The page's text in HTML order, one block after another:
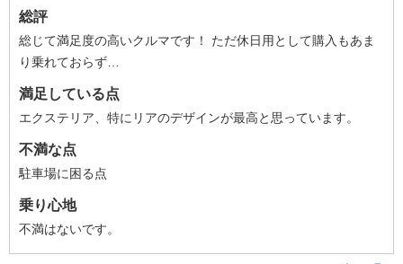
総評
総じて満足度の高いクルマです！ ただ休日用として購入もあま
り乗れておらず…
満足している点
エクステリア、特にリアのデザインが最高と思っています。
不満な点
駐車場に困る点
乗り心地
不満はないです。